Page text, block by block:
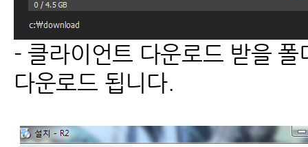
- 클라이언트 다운로드 받을
다운로드 됩니다.